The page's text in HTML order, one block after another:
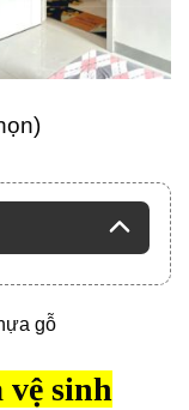
gỗ
vệ sinh